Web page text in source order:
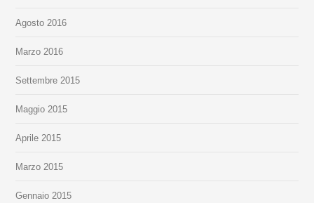
Agosto 2016
Marzo 2016
Settembre 2015
Maggio 2015
Aprile 2015
Marzo 2015
Gennaio 2015